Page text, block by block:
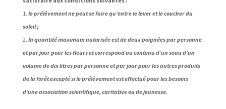
le prélèvement ne peut se faire qu’entre le lever et le coucher du
soleil ;
la quantité maximum autorisée est de deux poignées par personne
et par jour pour les fleurs et correspond au contenu d’un seau d’un
volume de dix litres par personne et par jour pour les autres produits
de la forêt excepté si le prélèvement est effectué pour les besoins
d’une association scientifique, caritative ou de jeunesse.